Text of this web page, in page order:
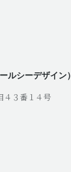
ルシーデザイン）
４３番１４号